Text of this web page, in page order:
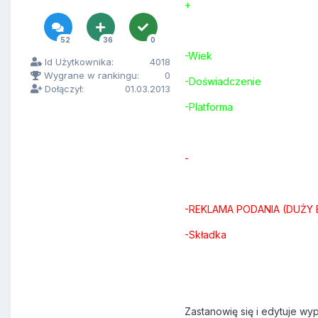
52 36 0
Id Użytkownika:
4018
Wygrane w rankingu:
0
Dołączył:
01.03.2013
+
-Wiek
-Doświadczenie
-Platforma
-
-REKLAMA PODANIA (DUŻY
-Składka
Zastanowię się i edytuje